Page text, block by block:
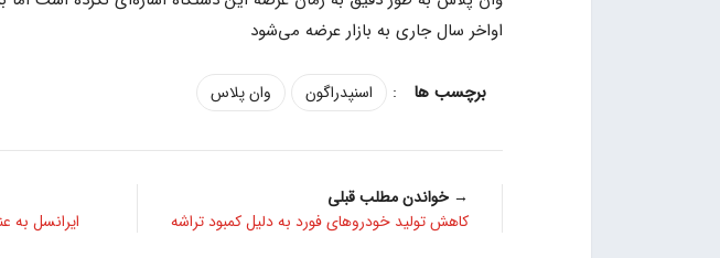
اواخر سال جاری به بازار عرضه می‌شود
: اسنپدراگون وان پلاس
→ خواندن مطلب قبلی
کاهش تولید خودروهای فورد به دلیل کمبود تراشه